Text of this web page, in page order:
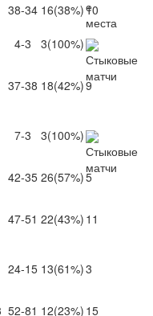
38-34 16(38%)10
4-3 3(100%)
37-38 18(42%)9
7-3 3(100%)
42-35 26(57%)5
47-51 22(43%) 11
24-15 13(61%)3
52-81 12(23%) 15